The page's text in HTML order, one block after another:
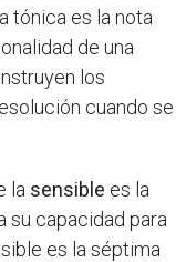
tónica es la nota
de una
los
cuando se
la sensible es la
su capacidad para
es la séptima